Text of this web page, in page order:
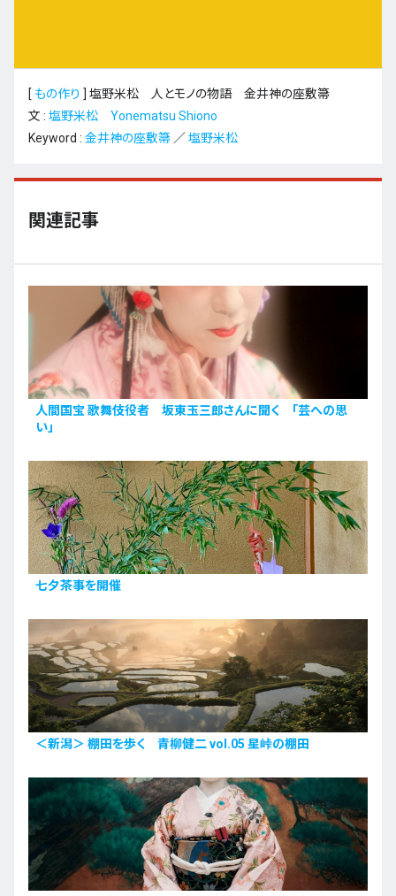
[ もの作り ] 塩野米松 人とモノの物語 金井神の座敷箒
文 : 塩野米松 Yonematsu Shiono
Keyword : 金井神の座敷箒 ／ 塩野米松
関連記事
人間国宝 歌舞伎役者 坂東玉三郎さんに聞く 「芸への思
い」
七夕茶事を開催
＜新潟＞ 棚田を歩く 青柳健二 vol.05 星峠の棚田